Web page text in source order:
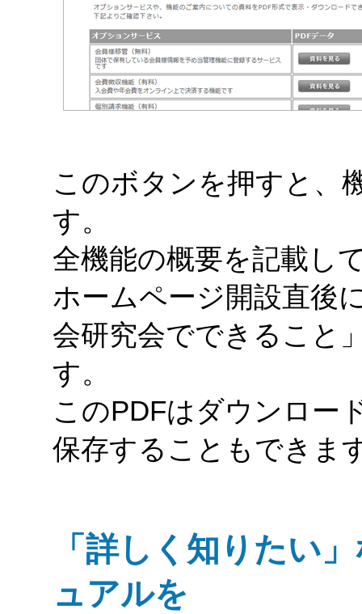
このボタンを押すと、
す。
全機能の概要を記載し
ホームページ開設直後
会研究会でできること
す。
このPDFはダウンロー
保存することもできま
「詳しく知りたい
ュアルを